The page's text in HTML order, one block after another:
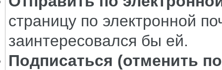
страницу по электронной
заинтересовался бы ей.
Подписаться (отменить